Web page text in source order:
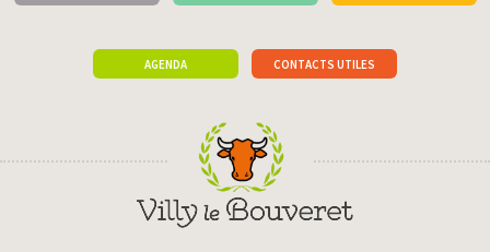
AGENDA CONTACTS UTILES